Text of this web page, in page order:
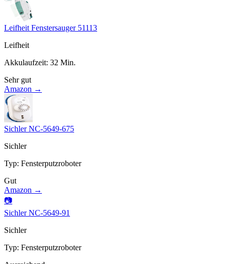
Leifheit Fenstersauger 51113
Leifheit
Akkulaufzeit: 32 Min.
Sehr gut
Amazon →
Sichler NC-5649-675
Sichler
Typ: Fensterputzroboter
Gut
Amazon →
📷
Sichler NC-5649-91
Sichler
Typ: Fensterputzroboter